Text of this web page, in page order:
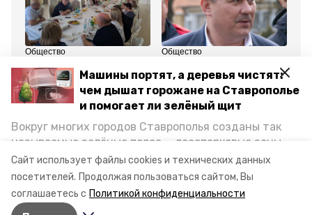
Сайт использует файлы cookies и технических данных
посетителей. Продолжая пользоваться сайтом, Вы
соглашаетесь с Политикой конфиденциальности
Машины портят, а деревья чистят:
чем дышат горожане на Ставрополье
и помогает ли зелёный щит
Вокруг многих городов Ставрополья созданы так
называемые зелёные пояса — лесопарковые зоны,
снижающие негативное воздействие выхлопных
газов на атмосферу. Справляются ли они с
постоянно растущим потоком автотранспорта и
каким воздухом дышат жители края, узнала
Общество
Мэр Ессентуков
встретился с вдовами
участников СВО
Общество
Истории детей войны от
ВОВ до СВО объединят
в Ессентуках
об
Все новости
посылки бойцы сво
губернатор владимир владимиров